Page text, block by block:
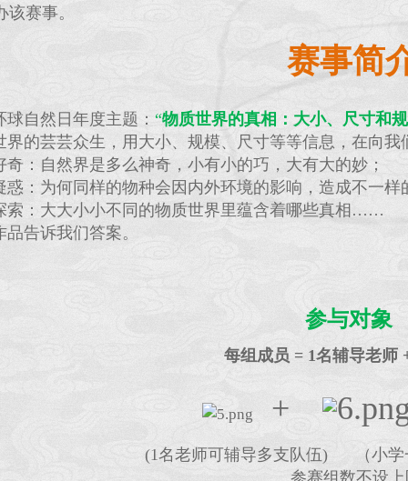
赛事。
赛事简
球自然日年度主题： “物质世界的真相：大小、尺寸和
界的芸芸众生，用大小、规模、尺寸等等信息，在向
奇：自然界是多么神奇，小有小的巧，大有大的妙；
惑：为何同样的物种会因内外环境的影响，造成不一样
索：大大小小不同的物质世界里蕴含着哪些真相……
品告诉我们答案。
参与对象
每组成员 = 1名辅导老师
+
(1名老师可辅导多支队伍) （小学
参赛组数不设